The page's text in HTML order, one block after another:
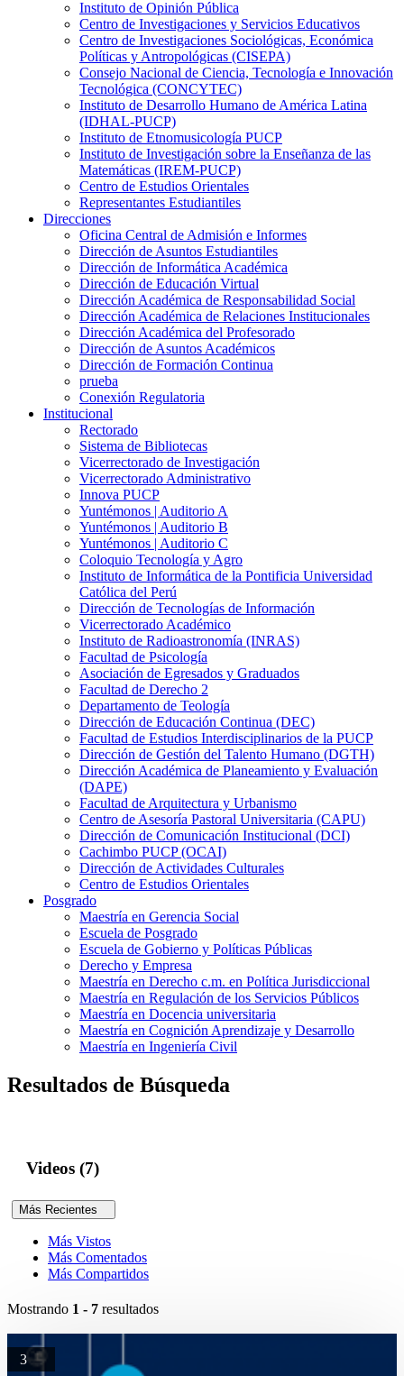
Instituto de Opinión Pública
Centro de Investigaciones y Servicios Educativos
Centro de Investigaciones Sociológicas, Económica
Políticas y Antropológicas (CISEPA)
Consejo Nacional de Ciencia, Tecnología e Innovación
Tecnológica (CONCYTEC)
Instituto de Desarrollo Humano de América Latina
(IDHAL-PUCP)
Instituto de Etnomusicología PUCP
Instituto de Investigación sobre la Enseñanza de las
Matemáticas (IREM-PUCP)
Centro de Estudios Orientales
Representantes Estudiantiles
Direcciones
Oficina Central de Admisión e Informes
Dirección de Asuntos Estudiantiles
Dirección de Informática Académica
Dirección de Educación Virtual
Dirección Académica de Responsabilidad Social
Dirección Académica de Relaciones Institucionales
Dirección Académica del Profesorado
Dirección de Asuntos Académicos
Dirección de Formación Continua
prueba
Conexión Regulatoria
Institucional
Rectorado
Sistema de Bibliotecas
Vicerrectorado de Investigación
Vicerrectorado Administrativo
Innova PUCP
Yuntémonos | Auditorio A
Yuntémonos | Auditorio B
Yuntémonos | Auditorio C
Coloquio Tecnología y Agro
Instituto de Informática de la Pontificia Universidad
Católica del Perú
Dirección de Tecnologías de Información
Vicerrectorado Académico
Instituto de Radioastronomía (INRAS)
Facultad de Psicología
Asociación de Egresados y Graduados
Facultad de Derecho 2
Departamento de Teología
Dirección de Educación Continua (DEC)
Facultad de Estudios Interdisciplinarios de la PUCP
Dirección de Gestión del Talento Humano (DGTH)
Dirección Académica de Planeamiento y Evaluación
(DAPE)
Facultad de Arquitectura y Urbanismo
Centro de Asesoría Pastoral Universitaria (CAPU)
Dirección de Comunicación Institucional (DCI)
Cachimbo PUCP (OCAI)
Dirección de Actividades Culturales
Centro de Estudios Orientales
Posgrado
Maestría en Gerencia Social
Escuela de Posgrado
Escuela de Gobierno y Políticas Públicas
Derecho y Empresa
Maestría en Derecho c.m. en Política Jurisdiccional
Maestría en Regulación de los Servicios Públicos
Maestría en Docencia universitaria
Maestría en Cognición Aprendizaje y Desarrollo
Maestría en Ingeniería Civil
Resultados de Búsqueda
Videos (7)
Más Recientes
Más Vistos
Más Comentados
Más Compartidos
Mostrando 1 - 7 resultados
3